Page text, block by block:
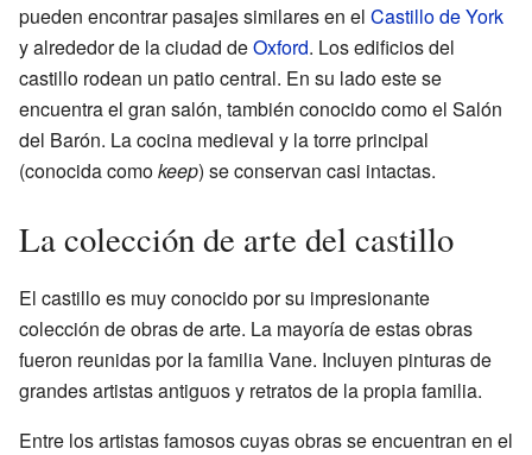
pueden encontrar pasajes similares en el Castillo de York
y alrededor de la ciudad deOxford. Los edificios del
castillo rodean un patio central. En su lado este se
encuentra el gran salón, también conocido como el Salón
del Barón. La cocina medieval y la torre principal
(conocida comokeep) se conservan casi intactas.
La colección de arte del castillo
El castillo es muy conocido por su impresionante
colección de obras de arte. La mayoría de estas obras
fueron reunidas por la familia Vane. Incluyen pinturas de
grandes artistas antiguos y retratos de la propia familia.
Entre los artistas famosos cuyas obras se encuentran en el